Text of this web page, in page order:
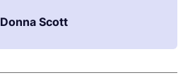
Donna Scott